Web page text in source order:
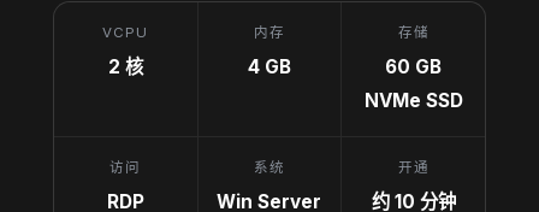
VCPU
2 核
内存
4 GB
存储
60 GB
NVMe SSD
访问
RDP
系统
Win Server
开通
约 10 分钟